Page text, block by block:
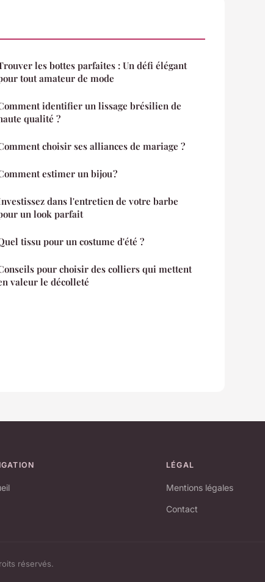
les bottes parfaites : Un défi élégant
tout amateur de mode
identifier un lissage brésilien de
qualité ?
choisir ses alliances de mariage ?
estimer un bijou ?
dans l'entretien de votre barbe
un look parfait
tissu pour un costume d'été ?
pour choisir des colliers qui mettent
valeur le décolleté
LÉGAL
Mentions légales
Contact
réservés.